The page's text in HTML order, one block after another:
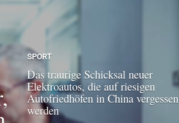
SPORT
Das traurige Schicksal neuer
Elektroautos, die auf riesigen
Autofriedhöfen in China vergessen
werden